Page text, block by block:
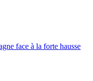
face à la forte hausse